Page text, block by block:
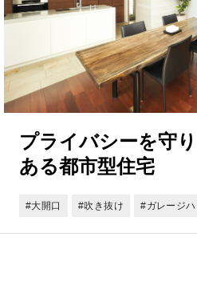
プライバシーを守
ある都市型住宅
#大開口 #吹き抜け #ガレージハ